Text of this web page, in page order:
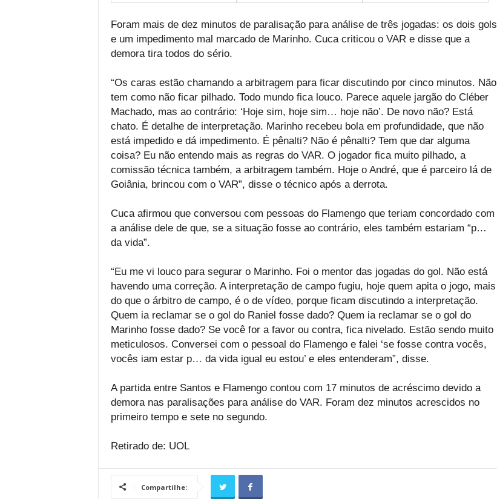
Foram mais de dez minutos de paralisação para análise de três jogadas: os dois gols
e um impedimento mal marcado de Marinho. Cuca criticou o VAR e disse que a
demora tira todos do sério.
“Os caras estão chamando a arbitragem para ficar discutindo por cinco minutos. Não
tem como não ficar pilhado. Todo mundo fica louco. Parece aquele jargão do Cléber
Machado, mas ao contrário: ‘Hoje sim, hoje sim… hoje não’. De novo não? Está
chato. É detalhe de interpretação. Marinho recebeu bola em profundidade, que não
está impedido e dá impedimento. É pênalti? Não é pênalti? Tem que dar alguma
coisa? Eu não entendo mais as regras do VAR. O jogador fica muito pilhado, a
comissão técnica também, a arbitragem também. Hoje o André, que é parceiro lá de
Goiânia, brincou com o VAR”, disse o técnico após a derrota.
Cuca afirmou que conversou com pessoas do Flamengo que teriam concordado com
a análise dele de que, se a situação fosse ao contrário, eles também estariam “p…
da vida”.
“Eu me vi louco para segurar o Marinho. Foi o mentor das jogadas do gol. Não está
havendo uma correção. A interpretação de campo fugiu, hoje quem apita o jogo, mais
do que o árbitro de campo, é o de vídeo, porque ficam discutindo a interpretação.
Quem ia reclamar se o gol do Raniel fosse dado? Quem ia reclamar se o gol do
Marinho fosse dado? Se você for a favor ou contra, fica nivelado. Estão sendo muito
meticulosos. Conversei com o pessoal do Flamengo e falei ‘se fosse contra vocês,
vocês iam estar p… da vida igual eu estou’ e eles entenderam”, disse.
A partida entre Santos e Flamengo contou com 17 minutos de acréscimo devido a
demora nas paralisações para análise do VAR. Foram dez minutos acrescidos no
primeiro tempo e sete no segundo.
Retirado de: UOL
Compartilhe: